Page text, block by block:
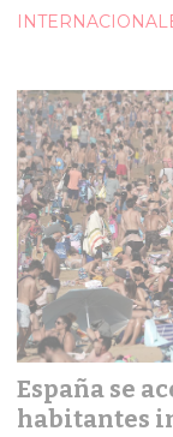
España se
habitantes